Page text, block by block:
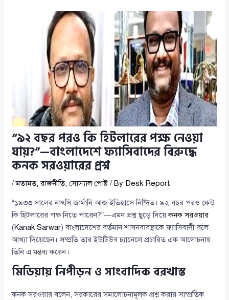
“৯২ বছর পরও কি হিটলারের পক্ষ নেওয়া
যায়?”—বাংলাদেশে ফ্যাসিবাদের বিরুদ্ধে
কনক সরওয়ারের প্রশ্ন
/মতামত,রাজনীতি,সোস্যাল পোষ্ট / By Desk Report
“১৯৩৩ সালের নাৎসি জার্মানি আজ ইতিহাসে নিন্দিত। ৯২ বছর পরও কেউ
কি হিটলারের পক্ষ নিতে পারেন?”—এমন প্রশ্ন ছুড়ে দিয়েকনক সরওয়ার
(Kanak Sarwar) বাংলাদেশের বর্তমান শাসনব্যবস্থাকে ফ্যাসিবাদী বলে
আখ্যা দিয়েছেন। সম্প্রতি তার ইউটিউব চ্যানেলে প্রচারিত এক আলোচনায়
তিনি এ মন্তব্য করেন।
মিডিয়ায় নিপীড়ন ও সাংবাদিক বরখাস্ত
কনক সরওয়ার বলেন, সরকারের সমালোচনামূলক প্রশ্ন করায় সাম্প্রতিক